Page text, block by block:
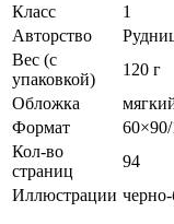
Класс
1
Авторство
Вес (c
упаковкой)
120 г
Обложка
Формат
Кол-во
страниц
94
Иллюстрации